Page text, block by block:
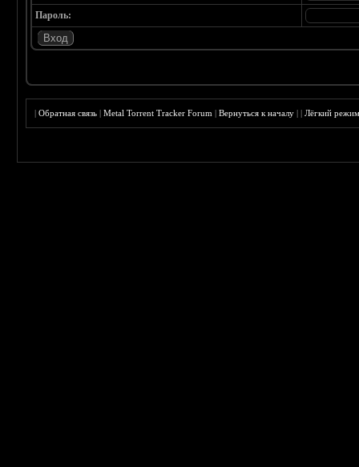
Пароль:
|Обратная связь |Metal Torrent Tracker Forum |Вернуться к началу ||Лёгкий